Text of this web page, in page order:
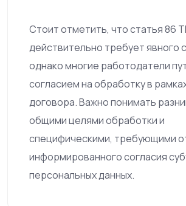
Стоит отметить, что статья 86
действительно требует явного
однако многие работодатели
согласием на обработку в
договора. Важно понимать
общими целями обработки и
специфическими, требующими
информированного согласия
персональных данных.